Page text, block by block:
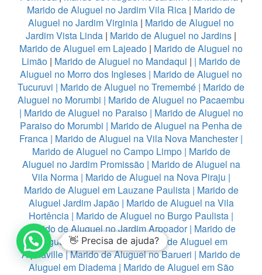
Marido de Aluguel no Jardim Vila Rica | Marido de
Aluguel no Jardim Virginia | Marido de Aluguel no
Jardim Vista Linda | Marido de Aluguel no Jardins |
Marido de Aluguel em Lajeado | Marido de Aluguel no
Limão | Marido de Aluguel no Mandaqui | | Marido de
Aluguel no Morro dos Ingleses | Marido de Aluguel no
Tucuruvi | Marido de Aluguel no Tremembé | Marido de
Aluguel no Morumbi | Marido de Aluguel no Pacaembu
| Marido de Aluguel no Paraiso| Marido de Aluguel no
Paraiso do Morumbi | Marido de Aluguel na Penha de
Franca | Marido de Aluguel na Vila Nova Manchester|
Marido de Aluguel no Campo Limpo| Marido de
Aluguel no Jardim Promissão| Marido de Aluguel na
Vila Norma | Marido de Aluguel na Nova Piraju |
Marido de Aluguel em Lauzane Paulista| Marido de
Aluguel Jardim Japão| Marido de Aluguel na Vila
Hortência | Marido de Aluguel no Burgo Paulista |
Marido de Aluguel no Jardim Arpoador| Marido de
Aluguel na Vila Fanton |Marido de Aluguel em
Alphaville|Marido de Aluguel no Barueri | Marido de
Aluguel em Diadema| Marido de Aluguel em São
👋 Precisa de ajuda?